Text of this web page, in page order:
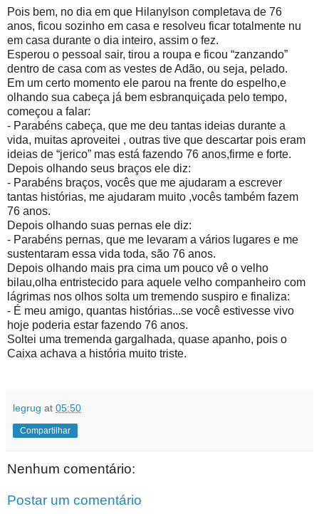
Pois bem, no dia em que Hilanylson completava de 76
anos, ficou sozinho em casa e resolveu ficar totalmente nu
em casa durante o dia inteiro, assim o fez.
Esperou o pessoal sair, tirou a roupa e ficou “zanzando”
dentro de casa com as vestes de Adão, ou seja, pelado.
Em um certo momento ele parou na frente do espelho,e
olhando sua cabeça já bem esbranquiçada pelo tempo,
começou a falar:
- Parabéns cabeça, que me deu tantas ideias durante a
vida, muitas aproveitei , outras tive que descartar pois eram
ideias de “jerico” mas está fazendo 76 anos,firme e forte.
Depois olhando seus braços ele diz:
- Parabéns braços, vocês que me ajudaram a escrever
tantas histórias, me ajudaram muito ,vocês também fazem
76 anos.
Depois olhando suas pernas ele diz:
- Parabéns pernas, que me levaram a vários lugares e me
sustentaram essa vida toda, são 76 anos.
Depois olhando mais pra cima um pouco vê o velho
bilau,olha entristecido para aquele velho companheiro com
lágrimas nos olhos solta um tremendo suspiro e finaliza:
- É meu amigo, quantas histórias...se você estivesse vivo
hoje poderia estar fazendo 76 anos.
Soltei uma tremenda gargalhada, quase apanho, pois o
Caixa achava a história muito triste.
legrug at 05:50
Compartilhar
Nenhum comentário:
Postar um comentário